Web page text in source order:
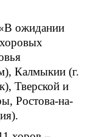
ожидании
Калмыкии (г.
Тверской и
Ростова-на-